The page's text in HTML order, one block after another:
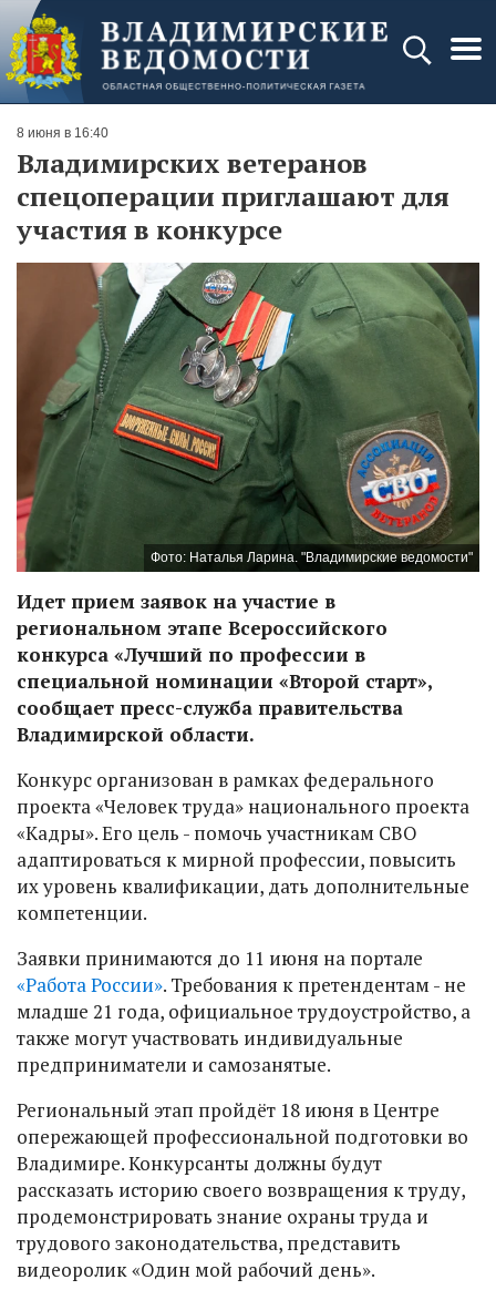
8 июня в 16:40
Владимирских ветеранов
спецоперации приглашают для
участия в конкурсе
Фото: Наталья Ларина. "Владимирские ведомости"
Идет прием заявок на участие в
региональном этапе Всероссийского
конкурса «Лучший по профессии в
специальной номинации «Второй старт»,
сообщает пресс-служба правительства
Владимирской области.
Конкурс организован в рамках федерального
проекта «Человек труда» национального проекта
«Кадры». Его цель - помочь участникам СВО
адаптироваться к мирной профессии, повысить
их уровень квалификации, дать дополнительные
компетенции.
Заявки принимаются до 11 июня на портале
«Работа России». Требования к претендентам - не
младше 21 года, официальное трудоустройство, а
также могут участвовать индивидуальные
предприниматели и самозанятые.
Региональный этап пройдёт 18 июня в Центре
опережающей профессиональной подготовки во
Владимире. Конкурсанты должны будут
рассказать историю своего возвращения к труду,
продемонстрировать знание охраны труда и
трудового законодательства, представить
видеоролик «Один мой рабочий день».